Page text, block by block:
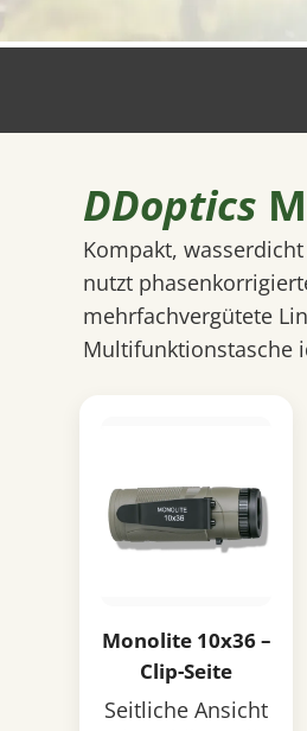
DDoptics
Kompakt,
nutzt
mehrfachvergütete
Multifunktionstasche
Monolite 10x36 –
Clip-Seite
Seitliche Ansicht